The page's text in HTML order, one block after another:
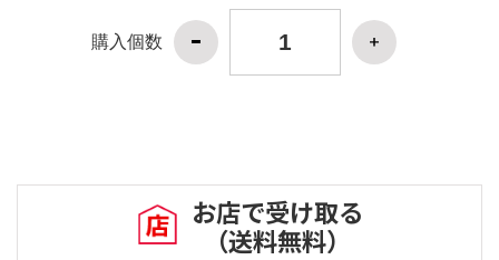
購入個数
お店で受け取る
（送料無料）